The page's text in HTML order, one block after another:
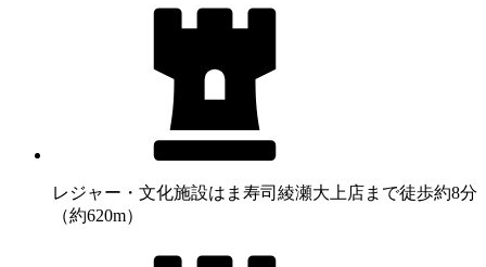
レジャー・文化施設はま寿司綾瀬大上店まで徒歩約8分
（約620m）